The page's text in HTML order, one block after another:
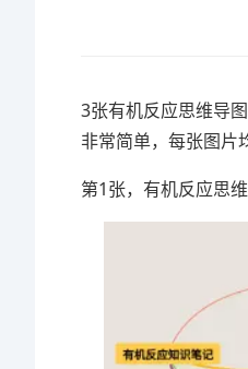
3张有机反应思维导
非常简单，每张图片
第1张，有机反应思